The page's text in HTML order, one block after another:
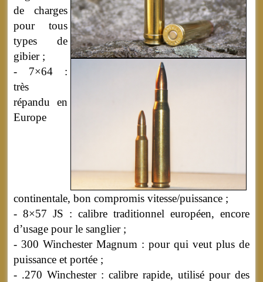
de charges
pour tous
types de
gibier ;
- 7×64 :
très
répandu en
Europe
continentale, bon compromis vitesse/puissance ;
- 8×57 JS : calibre traditionnel européen, encore
d’usage pour le sanglier ;
- 300 Winchester Magnum : pour qui veut plus de
puissance et portée ;
- .270 Winchester : calibre rapide, utilisé pour des